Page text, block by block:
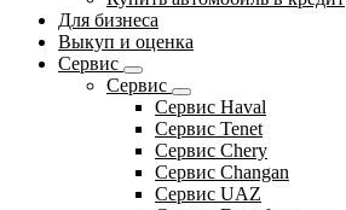
Для бизнеса
Выкуп и оценка
Сервис
Сервис
Сервис Haval
Сервис Tenet
Сервис Chery
Сервис Changan
Сервис UAZ